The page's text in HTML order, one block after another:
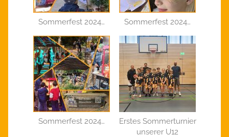
Sommerfest 2024… Sommerfest 2024…
Sommerfest 2024…
Erstes Sommerturnier
unserer U12